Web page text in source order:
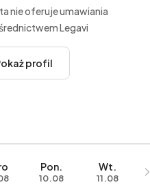
nie oferuje umawiania
Legavi
profil
Pon.
10.08
Wt.
11.08